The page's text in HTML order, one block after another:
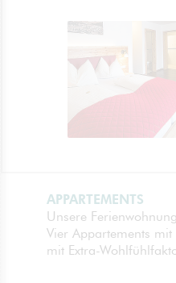
APPARTEMENTS
Unsere
Vier Appartements
mit Extra-